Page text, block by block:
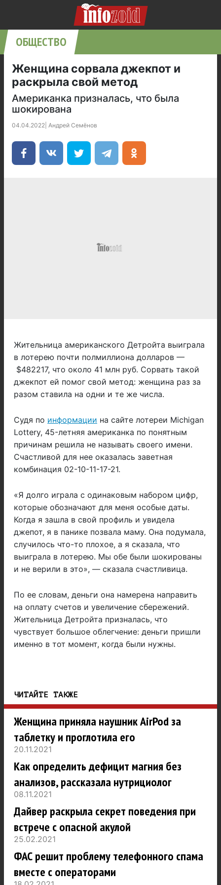
ОБЩЕСТВО
Женщина сорвала джекпот и
раскрыла свой метод
Американка призналась, что была
шокирована
04.04.2022 Андрей Семёнов
Жительница американского Детройта выиграла
в лотерею почти полмиллиона долларов —
$482217, что около 41 млн руб. Сорвать такой
джекпот ей помог свой метод: женщина раз за
разом ставила на одни и те же числа.
Судя по информации на сайте лотереи Michigan
Lottery, 45-летняя американка по понятным
причинам решила не называть своего имени.
Счастливой для нее оказалась заветная
комбинация 02-10-11-17-21.
«Я долго играла с одинаковым набором цифр,
которые обозначают для меня особые даты.
Когда я зашла в свой профиль и увидела
джепот, я в панике позвала маму. Она подумала,
случилось что-то плохое, а я сказала, что
выиграла в лотерею. Мы обе были шокированы
и не верили в это», — сказала счастливица.
По ее словам, деньги она намерена направить
на оплату счетов и увеличение сбережений.
Жительница Детройта призналась, что
чувствует большое облегчение: деньги пришли
именно в тот момент, когда были нужны.
ЧИТАЙТЕ ТАКЖЕ
Женщина приняла наушник AirPod за
таблетку и проглотила его
20.11.2021
Как определить дефицит магния без
анализов, рассказала нутрициолог
08.11.2021
Дайвер раскрыла секрет поведения при
встрече с опасной акулой
25.02.2021
ФАС решит проблему телефонного спама
вместе с операторами